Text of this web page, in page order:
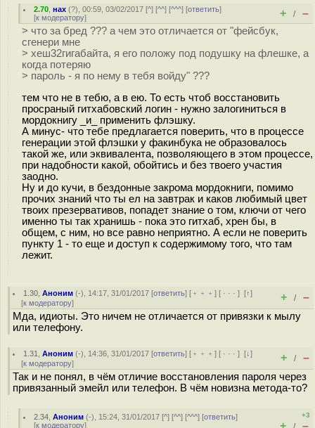
2.70 ,нах (?), 00:59, 03/02/2017 [^] [^^] [^^^] [ответить]
[к модератору] + / –
> что за бред ??? а чем это отличается от "фейсбук,
сгенери мне
> хеш32гигабайта, я его положу под подушку на флешке, а
когда потеряю
> пароль - я по нему в тебя войду" ???
тем что не в тебю, а в ею. То есть чтоб восстановить
просраный гитхабовский логин - нужно залогиниться в
мордокнигу _и_ применить флэшку.
А минус- что тебе предлагается поверить, что в процессе
генерации этой флэшки у факинбука не образовалось
такой же, или эквивалента, позволяющего в этом процессе,
при надобности какой, обойтись и без твоего участия
заодно.
Ну и до кучи, в бездонные закрома мордокниги, помимо
прочих знаний что ты ел на завтрак и каков любимый цвет
твоих презервативов, попадет знание о том, ключи от чего
именно ты так хранишь - пока это гитхаб, хрен бы, в
общем, с ним, но все равно неприятно. А если не поверить
пункту 1 - то еще и доступ к содержимому того, что там
лежит.
1.30 ,Аноним (-), 14:17, 31/01/2017 [ответить] [ ﹢﹢﹢] [ · · ·][↑]
[к модератору] + / –
Мда, идиоты. Это ничем не отличается от привязки к мылу
или телефону.
1.31 ,Аноним (-), 14:36, 31/01/2017 [ответить] [ ﹢﹢﹢] [ · · ·][↓]
[к модератору] + / –
Так и не понял, в чём отличие восстановления пароля через
привязанный эмейл или телефон. В чём новизна метода-то?
2.34 ,Аноним (-), 15:24, 31/01/2017 [^] [^^] [^^^] [ответить]
[к модератору]
+3
+ –